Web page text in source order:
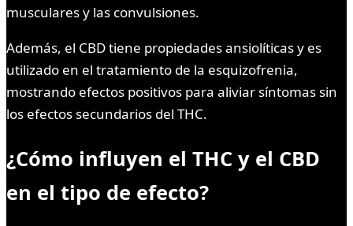
musculares y las convulsiones.
Además, el CBD tiene propiedades ansiolíticas y es
utilizado en el tratamiento de la esquizofrenia,
mostrando efectos positivos para aliviar síntomas sin
los efectos secundarios del THC.
¿Cómo influyen el THC y el CBD
en el tipo de efecto?